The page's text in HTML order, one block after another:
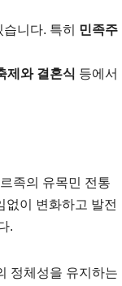
니다. 특히 민족주
제와 결혼식 등에서
족의 유목민 전통
없이 변화하고 발전
.
정체성을 유지하는